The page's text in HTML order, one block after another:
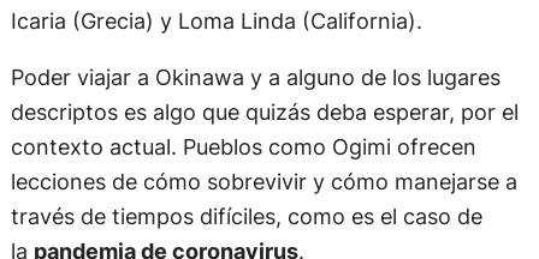
Icaria (Grecia) y Loma Linda (California).
Poder viajar a Okinawa y a alguno de los lugares
descriptos es algo que quizás deba esperar, por el
contexto actual. Pueblos como Ogimi ofrecen
lecciones de cómo sobrevivir y cómo manejarse a
través de tiempos difíciles, como es el caso de
la pandemia de coronavirus.